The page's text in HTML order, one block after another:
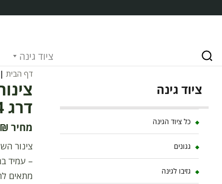
ציוד גינה
דף הבית|
דרג 4
₪
– עמיד
ציוד גינה
כל ציוד הגינה
גגונים
גזיבו לגינה